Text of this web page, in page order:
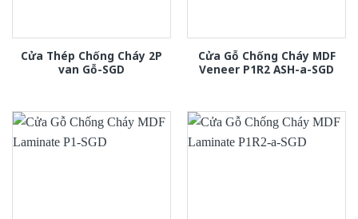
Cửa Thép Chống Cháy 2P
van Gỗ-SGD
Cửa Gỗ Chống Cháy MDF
Veneer P1R2 ASH-a-SGD